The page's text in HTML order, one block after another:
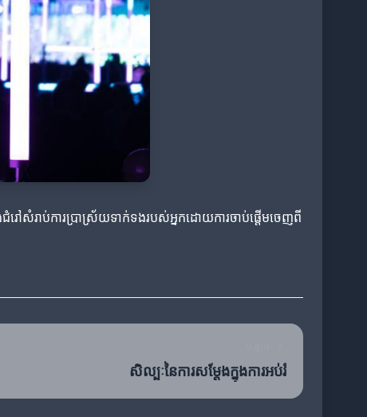
ជំរៅសំរាប់ការប្រាស្រ័យទាក់ទងរបស់អ្នកដោយការចាប់ផ្តើមចេញពី
សិល្បៈនៃការសម្តែងក្នុងការអប់រំ